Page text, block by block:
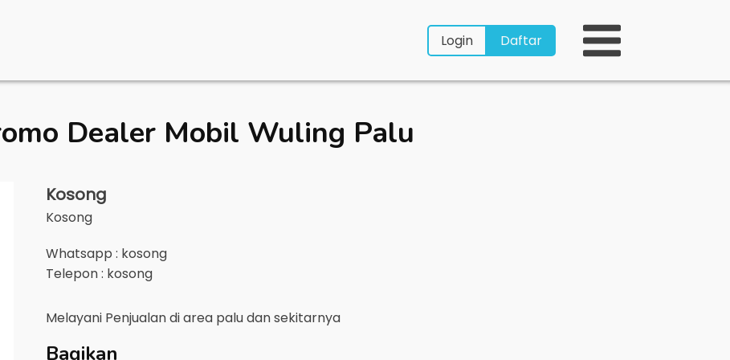
Login Daftar
Dealer Mobil Wuling Palu
Kosong
Kosong
Whatsapp : kosong
Telepon : kosong
Melayani Penjualan di area paludan sekitarnya
Bagikan